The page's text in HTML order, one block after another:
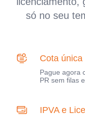
só no seu
Cota
Pague agora
PR sem filas
IPVA e